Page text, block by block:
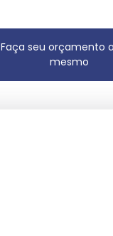
Faça seu orçamento
mesmo